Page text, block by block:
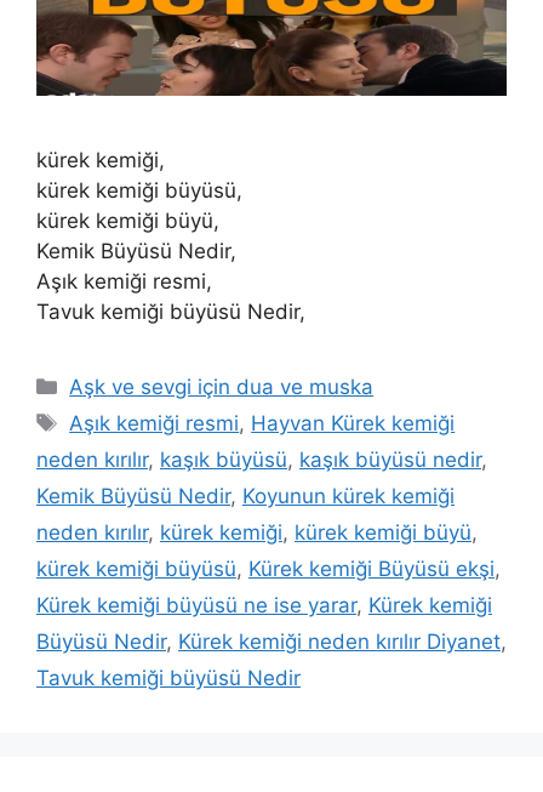
kürek kemiği,
kürek kemiği büyüsü,
kürek kemiği büyü,
Kemik Büyüsü Nedir,
Aşık kemiği resmi,
Tavuk kemiği büyüsü Nedir,
Aşk ve sevgi için dua ve muska
Aşık kemiği resmi, Hayvan Kürek kemiği
neden kırılır, kaşık büyüsü, kaşık büyüsü nedir,
Kemik Büyüsü Nedir, Koyunun kürek kemiği
neden kırılır, kürek kemiği, kürek kemiği büyü,
kürek kemiği büyüsü, Kürek kemiği Büyüsü ekşi,
Kürek kemiği büyüsü ne ise yarar, Kürek kemiği
Büyüsü Nedir, Kürek kemiği neden kırılır Diyanet,
Tavuk kemiği büyüsü Nedir